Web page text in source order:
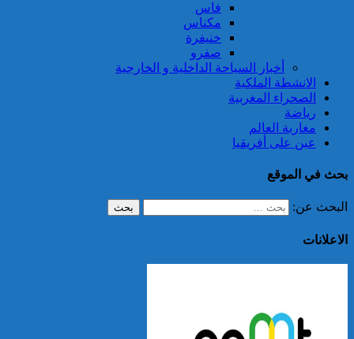
فاس
مكناس
خنيفرة
صفرو
أخبار السياحة الداخلية و الخارجية
الانشطة الملكية
الصحراء المغربية
رياضة
مغاربة العالم
عين على أفريقيا
بحث في الموقع
البحث عن:
الاعلانات